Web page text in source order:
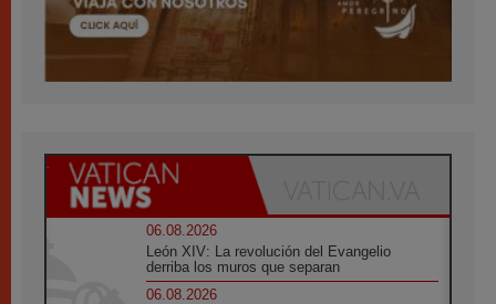
06.08.2026
León XIV: La revolución del Evangelio
derriba los muros que separan
06.08.2026